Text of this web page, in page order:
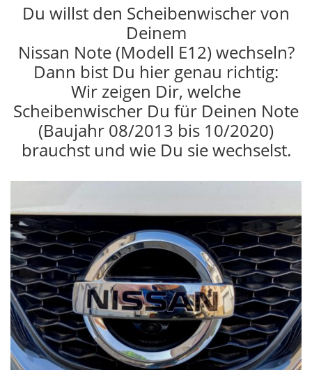
Du willst den Scheibenwischer von
Deinem
Nissan Note (Modell E12) wechseln?
Dann bist Du hier genau richtig:
Wir zeigen Dir, welche
Scheibenwischer Du für Deinen Note
(Baujahr 08/2013 bis 10/2020)
brauchst und wie Du sie wechselst.